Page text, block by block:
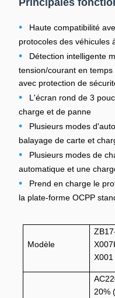
Principales
•
Haute compatibilité
protocoles des véhicules
•
Détection intelligente
tension/courant en
avec protection de
•
L'écran rond de 3
charge et de panne
•
Plusieurs modes
balayage de carte et
•
Plusieurs modes de
automatique et une
•
Prend en charge le
la plate-forme OCPP
Modèle
X001
20%